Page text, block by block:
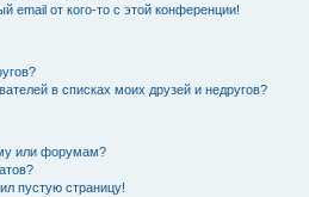
email от кого-то с этой конференции!
в списках моих друзей и недругов?
или форумам?
пустую страницу!